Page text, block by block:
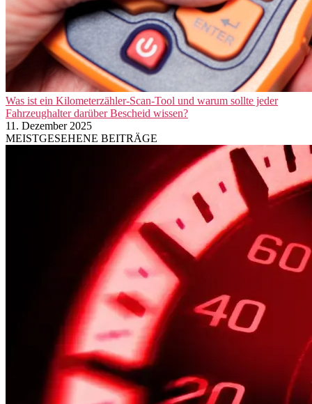
Was ist ein Kilometerzähler-Scan-Tool und warum sollte jeder
Fahrzeughalter darüber Bescheid wissen?
11. Dezember 2025
MEISTGESEHENE BEITRÄGE